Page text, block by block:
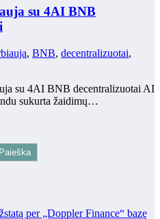
su 4AI BNB
, BNB, decentralizuotai,
su 4AI BNB decentralizuotai AI
sukurta žaidimų…
Paieška
per „Doppler Finance“ bazę